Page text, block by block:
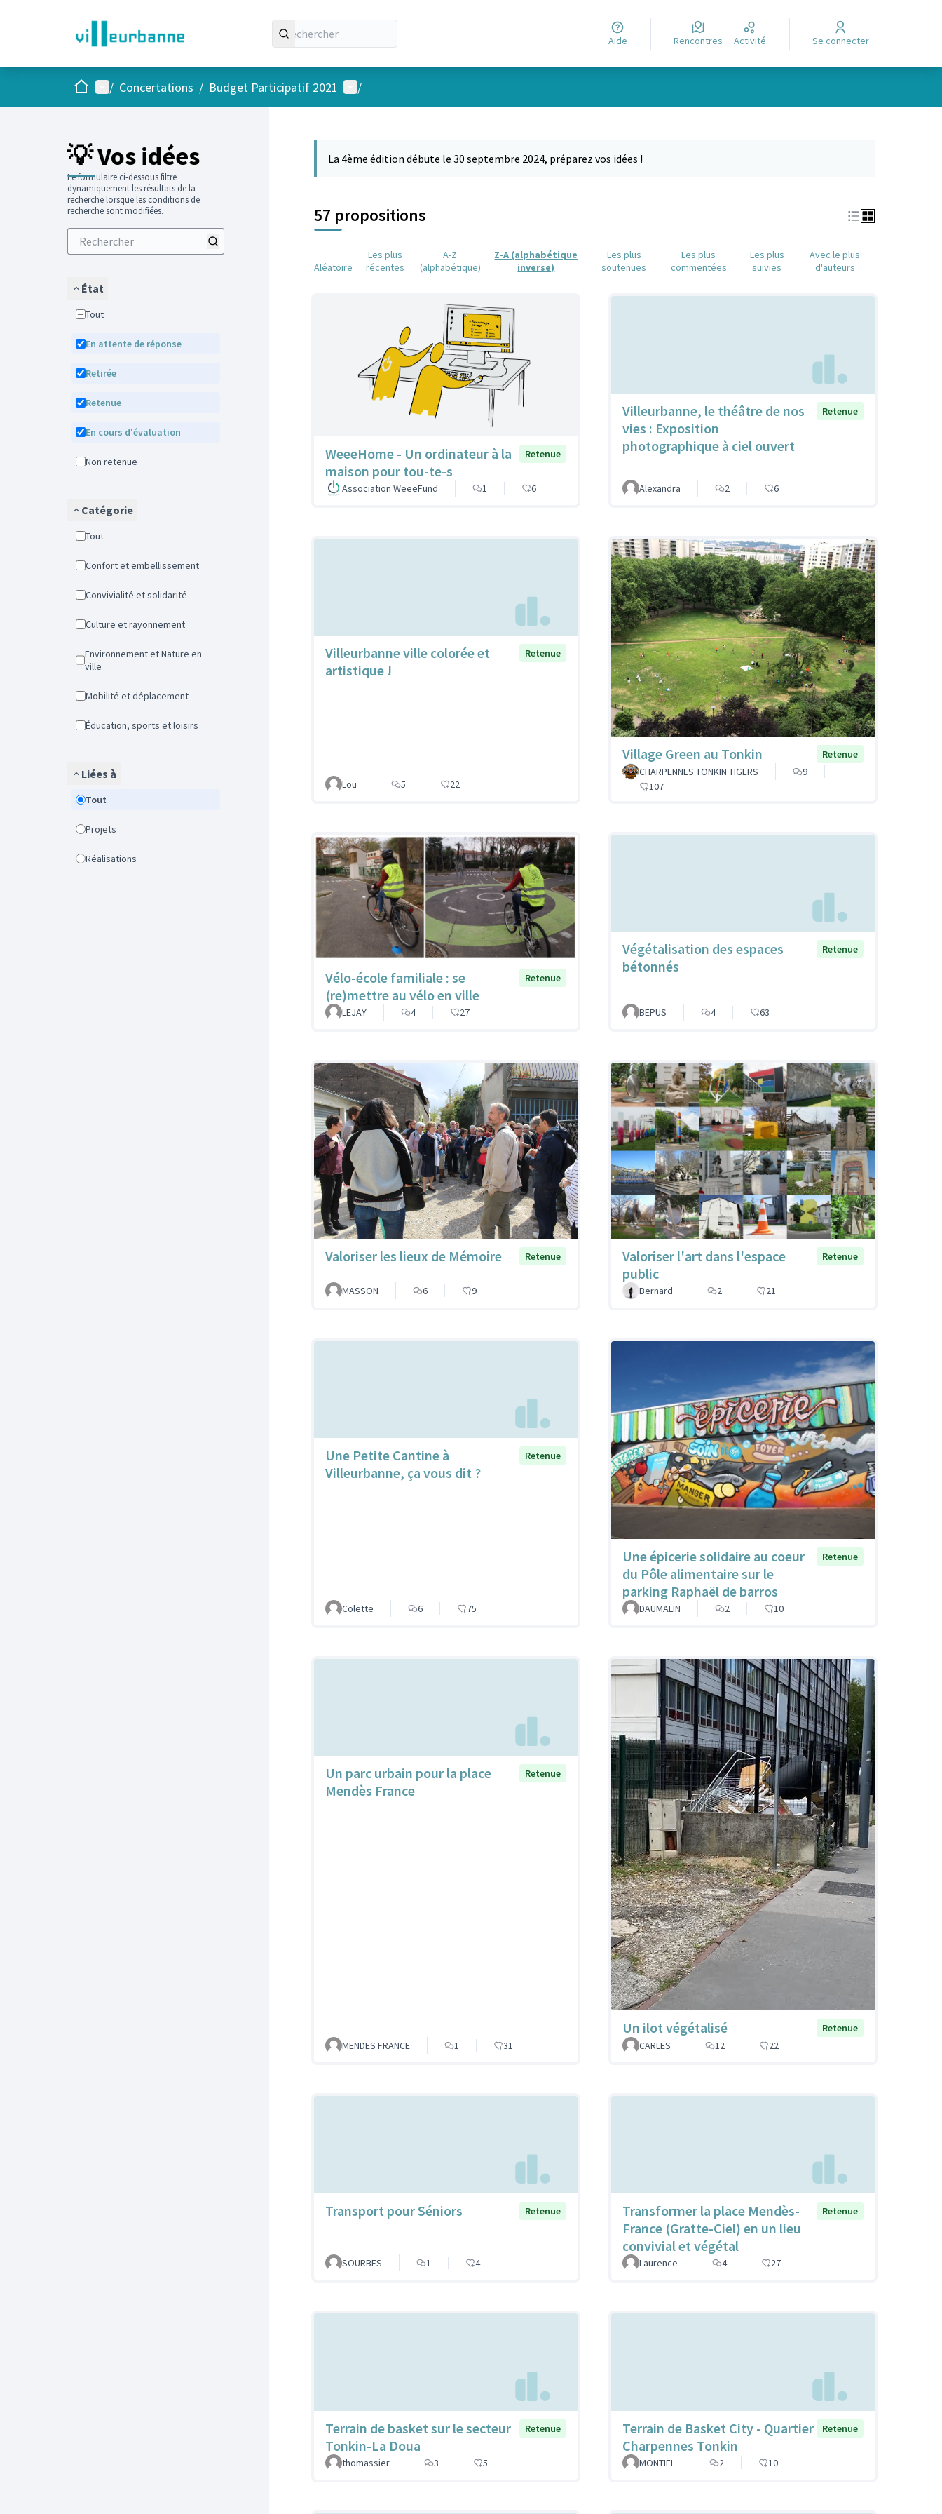
Aide Rencontres Activité Se connecter
AccueilMenu principal
/ Concertations / Budget Participatif 2021 Menu utilisateur
/
💡 Vos idées
Le formulaire ci-dessous filtre
dynamiquement les résultats de la
recherche lorsque les conditions de
recherche sont modifiées.
État
Tout
En attente de réponse
Retirée
Retenue
En cours d'évaluation
Non retenue
Catégorie
Tout
Confort et embellissement
Convivialité et solidarité
Culture et rayonnement
Environnement et Nature en
ville
Mobilité et déplacement
Éducation, sports et loisirs
Liées à
Tout
Projets
Réalisations
La 4ème édition débute le 30 septembre 2024, préparez vos idées !
57 propositions
Aléatoire
Les plus
récentes
A-Z
(alphabétique)
Z-A (alphabétique
inverse)
Les plus
soutenues
Les plus
commentées
Les plus
suivies
Avec le plus
d'auteurs
WeeeHome - Un ordinateur à la
maison pour tou-te-s
Retenue
Association WeeeFund 1 6
Villeurbanne, le théâtre de nos
vies : Exposition
photographique à ciel ouvert
Retenue
Alexandra 2 6
Villeurbanne ville colorée et
artistique !
Retenue
Lou 5 22
Village Green au Tonkin
Retenue
CHARPENNES TONKIN TIGERS
9
107
Vélo-école familiale : se
(re)mettre au vélo en ville
Retenue
LEJAY 4 27
Végétalisation des espaces
bétonnés
Retenue
BEPUS 4 63
Valoriser les lieux de Mémoire Retenue
MASSON 6 9
Valoriser l'art dans l'espace
public
Retenue
Bernard 2 21
Une Petite Cantine à
Villeurbanne, ça vous dit ?
Retenue
Colette 6 75
Une épicerie solidaire au coeur
du Pôle alimentaire sur le
parking Raphaël de barros
Retenue
DAUMALIN 2 10
Un parc urbain pour la place
Mendès France
Retenue
MENDES FRANCE 1 31
Un ilot végétalisé
Retenue
CARLES
12 22
Transport pour Séniors Retenue
SOURBES 1 4
Transformer la place Mendès-
France (Gratte-Ciel) en un lieu
convivial et végétal
Retenue
Laurence 4 27
Terrain de basket sur le secteur
Tonkin-La Doua
Retenue
thomassier 3 5
Terrain de Basket City - Quartier
Charpennes Tonkin
Retenue
MONTIEL 2 10